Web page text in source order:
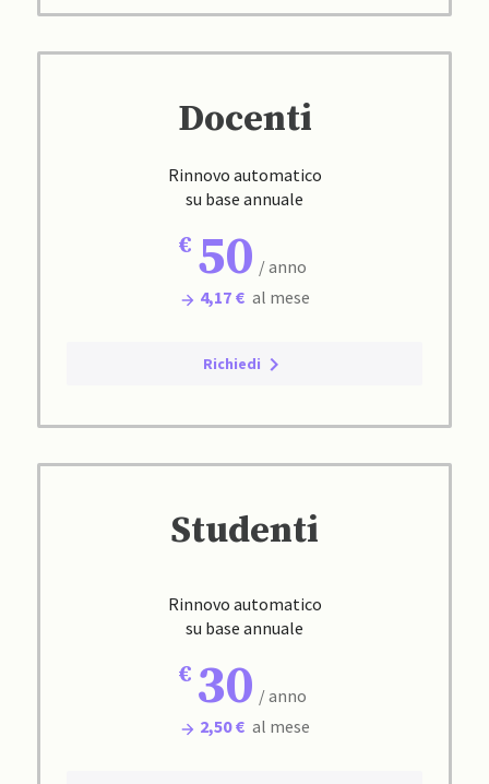
Docenti
Rinnovo automatico
su base annuale
50 / anno
4,17 € al mese
Richiedi
Studenti
Rinnovo automatico
su base annuale
30 / anno
2,50 € al mese